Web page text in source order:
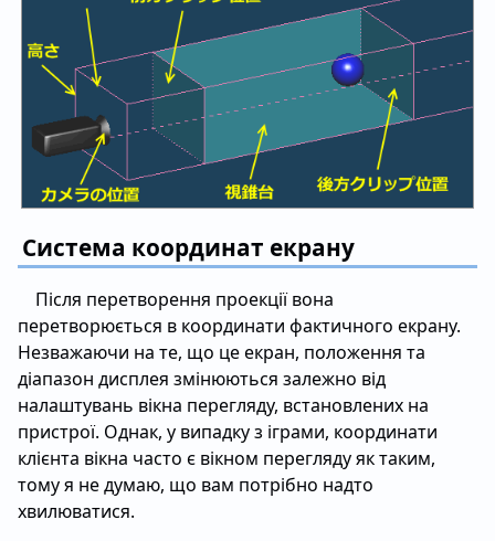
Система координат екрану
Після перетворення проекції вона
перетворюється в координати фактичного екрану.
Незважаючи на те, що це екран, положення та
діапазон дисплея змінюються залежно від
налаштувань вікна перегляду, встановлених на
пристрої. Однак, у випадку з іграми, координати
клієнта вікна часто є вікном перегляду як таким,
тому я не думаю, що вам потрібно надто
хвилюватися.